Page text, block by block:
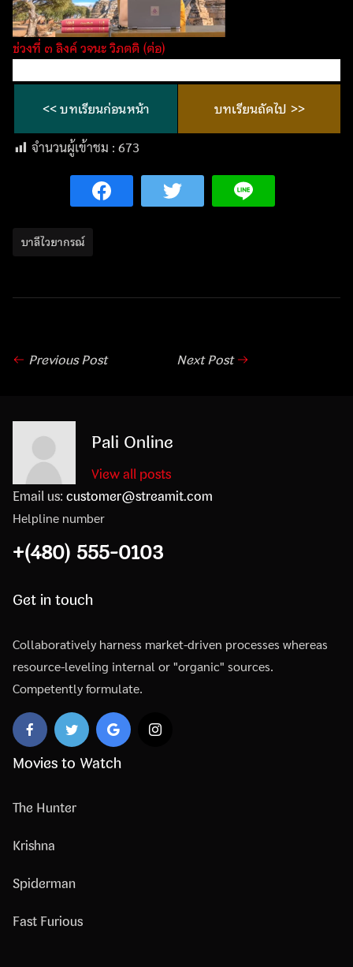
ช่วงที่ ๓ ลิงค์ วจนะ วิภตติ (ต่อ)
<< บทเรียนก่อนหน้า บทเรียนถัดไป >>
จำนวนผู้เข้าชม : 673
บาลีไวยากรณ์
Previous Post Next Post
Pali Online
View all posts
Email us:customer@streamit.com
Helpline number
+(480) 555-0103
Get in touch
Collaboratively harness market-driven processes whereas
resource-leveling internal or "organic" sources.
Competently formulate.
Movies to Watch
The Hunter
Krishna
Spiderman
Fast Furious